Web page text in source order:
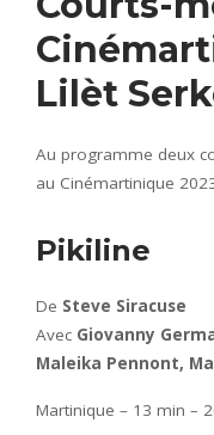
Lilèt
Au programme deux
au Cinémartinique
Pikiline
De Steve Siracuse
Avec Giovanny
Maleika Pennont,
Martinique – 13 min –